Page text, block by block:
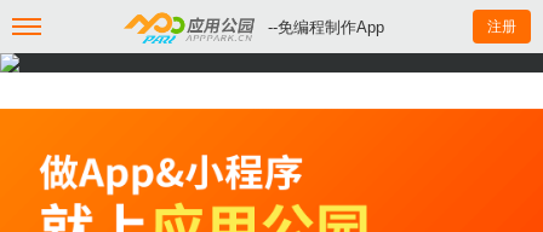
--免编程制作App 注册